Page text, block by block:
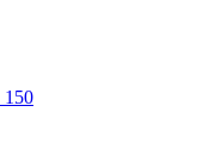
150